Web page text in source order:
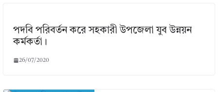
পদবি পরিবর্তন করে সহকারী উপজেলা যুব উন্নয়ন
কর্মকর্তা।
26/07/2020